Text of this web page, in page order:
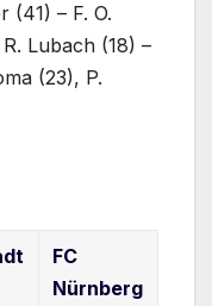
(41) – F. O.
Lubach (18) –
(23), P.
FC
Nürnberg